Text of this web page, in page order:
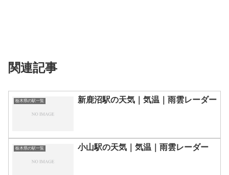
関連記事
栃木県の駅一覧 新鹿沼駅の天気｜気温｜雨雲レーダー
栃木県の駅一覧 小山駅の天気｜気温｜雨雲レーダー